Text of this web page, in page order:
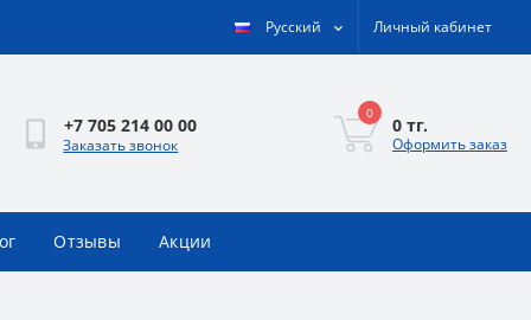
Русский Личный кабинет
+7 705 214 00 00
Заказать звонок
0
0 тг.
Оформить заказ
Отзывы Акции